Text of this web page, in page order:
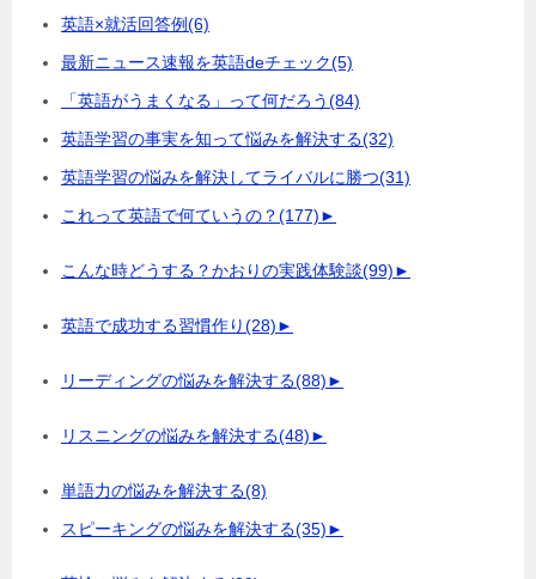
英語×就活回答例(6)
最新ニュース速報を英語deチェック(5)
「英語がうまくなる」って何だろう(84)
英語学習の事実を知って悩みを解決する(32)
英語学習の悩みを解決してライバルに勝つ(31)
これって英語で何ていうの？(177)►
こんな時どうする？かおりの実践体験談(99)►
英語で成功する習慣作り(28)►
リーディングの悩みを解決する(88)►
リスニングの悩みを解決する(48)►
単語力の悩みを解決する(8)
スピーキングの悩みを解決する(35)►